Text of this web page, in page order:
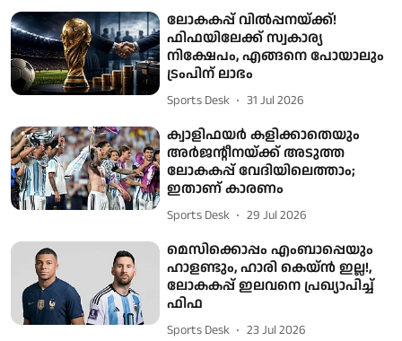
ലോകകപ്പ് വിൽപ്പനയ്ക്ക്!
ഫിഫയിലേക്ക് സ്വകാര്യ
നിക്ഷേപം, എങ്ങനെ പോയാലും
ട്രംപിന് ലാഭം
Sports Desk 31 Jul 2026
ക്വാളിഫയർ കളിക്കാതെയും
അർജന്റീനയ്ക്ക് അടുത്ത
ലോകകപ്പ് വേദിയിലെത്താം;
ഇതാണ് കാരണം
Sports Desk 29 Jul 2026
മെസിക്കൊപ്പം എംബാപ്പെയും
ഹാളണ്ടും, ഹാരി കെയ്ൻ ഇല്ല!,
ലോകകപ്പ് ഇലവനെ പ്രഖ്യാപിച്ച്
ഫിഫ
Sports Desk 23 Jul 2026